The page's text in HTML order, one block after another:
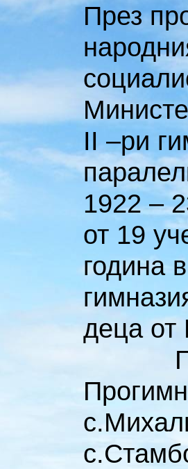
През
II –ри
1922 –
от 19
година
деца от